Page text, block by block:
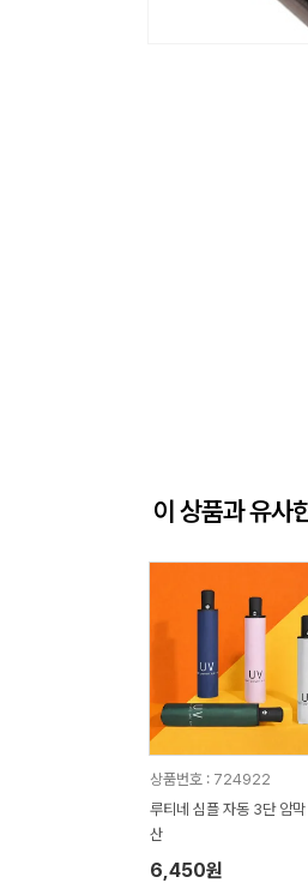
이 상품과 유사
상품번호 : 724922
루티네 심플 자동 3단 암막
산
6,450원